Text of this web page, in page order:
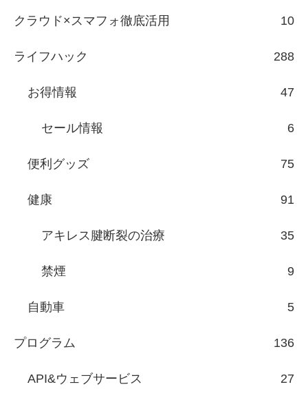
クラウド×スマフォ徹底活用 10
ライフハック 288
お得情報 47
セール情報 6
便利グッズ 75
健康 91
アキレス腱断裂の治療 35
禁煙 9
自動車 5
プログラム 136
API&ウェブサービス 27